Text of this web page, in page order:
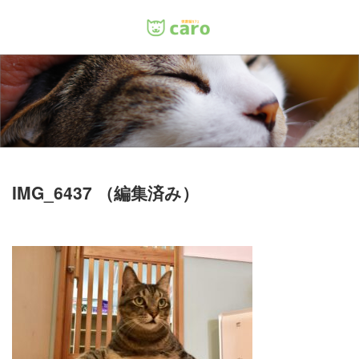
IMG_6437 （編集済み）
Menu
ホーム
料金
里親について
お問い合わせ